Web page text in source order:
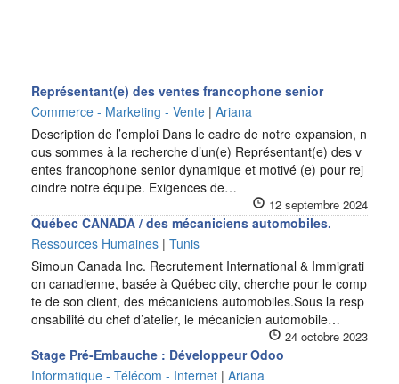
Représentant(e) des ventes francophone senior
Commerce - Marketing - Vente | Ariana
Description de l’emploi Dans le cadre de notre expansion, n
ous sommes à la recherche d’un(e) Représentant(e) des v
entes francophone senior dynamique et motivé (e) pour rej
oindre notre équipe. Exigences de…
12 septembre 2024
Québec CANADA / des mécaniciens automobiles.
Ressources Humaines | Tunis
Simoun Canada Inc. Recrutement International & Immigrati
on canadienne, basée à Québec city, cherche pour le comp
te de son client, des mécaniciens automobiles.Sous la resp
onsabilité du chef d’atelier, le mécanicien automobile…
24 octobre 2023
Stage Pré-Embauche : Développeur Odoo
Informatique - Télécom - Internet | Ariana